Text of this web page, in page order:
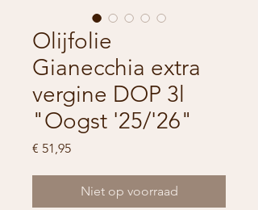
Olijfolie
Gianecchia extra
vergine DOP 3l
"Oogst '25/'26"
€ 51,95Prijs
Niet op voorraad